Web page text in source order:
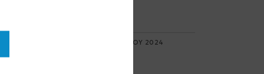
25 ΑΠΡΙΛΙΟΥ 2024